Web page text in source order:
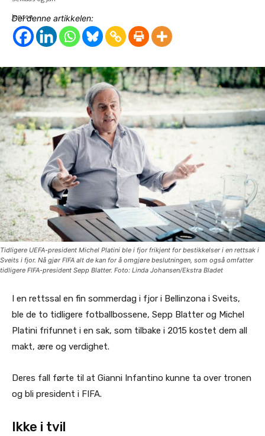
Del denne artikkelen:
Tidligere UEFA-president Michel Platini ble i fjor frikjent for bestikkelser i en rettsak i
Sveits i fjor. Nå gjør FIFA alt de kan for å omgjøre beslutningen, som også omfatter
tidligere FIFA-president Sepp Blatter. Foto: Linda Johansen/Ekstra Bladet
I en rettssal en fin sommerdag i fjor i Bellinzona i Sveits,
ble de to tidligere fotballbossene, Sepp Blatter og Michel
Platini frifunnet i en sak, som tilbake i 2015 kostet dem all
makt, ære og verdighet.
Deres fall førte til at Gianni Infantino kunne ta over tronen
og bli president i FIFA.
Ikke i tvil